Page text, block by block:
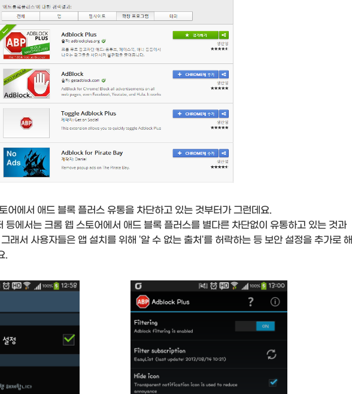
어에서 애드 블록 플러스 유통을 차단하고 있는 것부터가 그런데요.
등에서는 크롬 웹 스토어에서 애드 블록 플러스를 별다른 차단없이 유통하고 있는 것과
래서 사용자들은 앱 설치를 위해 '알 수 없는 출처'를 허락하는 등 보안 설정을 추가로 해
.